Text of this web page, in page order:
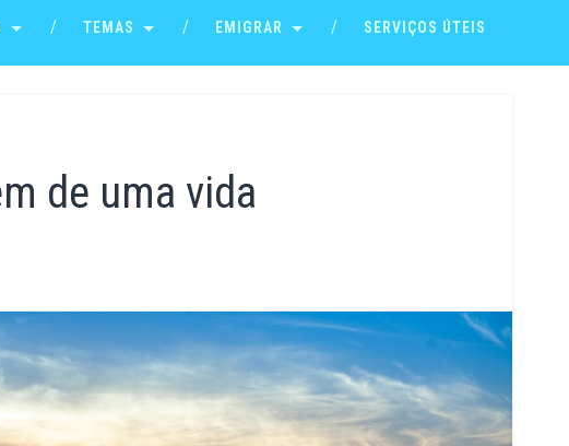
TEMAS EMIGRAR SERVIÇOS ÚTEIS
de uma vida